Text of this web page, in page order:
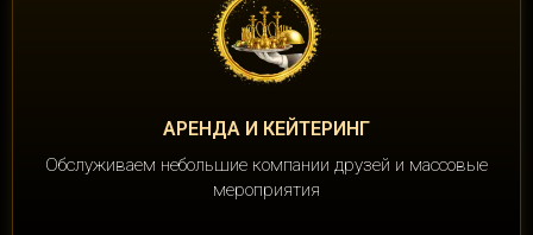
АРЕНДА И КЕЙТЕРИНГ
Обслуживаем небольшие компании друзей и массовые
мероприятия